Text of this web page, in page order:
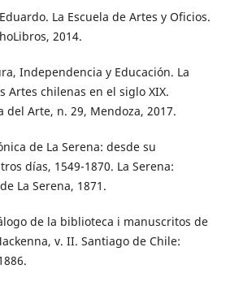
Eduardo. La Escuela de Artes y Oficios.
2014.
Independencia y Educación. La
Artes chilenas en el siglo XIX.
del Arte, n. 29, Mendoza, 2017.
de La Serena: desde su
días, 1549-1870. La Serena:
La Serena, 1871.
de la biblioteca i manuscritos de
v. II. Santiago de Chile: